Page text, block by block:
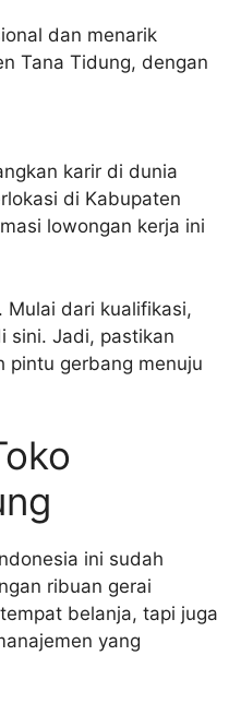
dan menarik
Tana Tidung, dengan
karir di dunia
di Kabupaten
lowongan kerja ini
Mulai dari kualifikasi,
sini. Jadi, pastikan
pintu gerbang menuju
ini sudah
ribuan gerai
belanja, tapi juga
yang